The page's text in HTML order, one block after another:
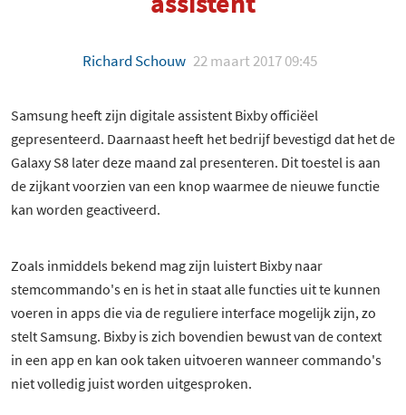
Richard Schouw 22 maart 2017 09:45
Samsung heeft zijn digitale assistent Bixby officiëel
gepresenteerd. Daarnaast heeft het bedrijf bevestigd dat het de
Galaxy S8 later deze maand zal presenteren. Dit toestel is aan
de zijkant voorzien van een knop waarmee de nieuwe functie
kan worden geactiveerd.
Zoals inmiddels bekend mag zijn luistert Bixby naar
stemcommando's en is het in staat alle functies uit te kunnen
voeren in apps die via de reguliere interface mogelijk zijn, zo
stelt Samsung. Bixby is zich bovendien bewust van de context
in een app en kan ook taken uitvoeren wanneer commando's
niet volledig juist worden uitgesproken.